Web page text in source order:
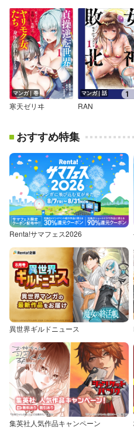
マンガ｜巻
寒天ゼリヰ
マンガ｜話
RAN
おすすめ特集
Renta!サマフェス2026
異世界ギルドニュース
集英社人気作品キャンペーン